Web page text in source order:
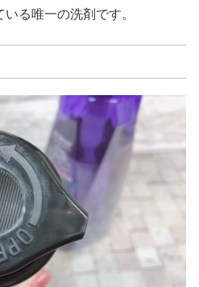
る唯一の洗剤です。